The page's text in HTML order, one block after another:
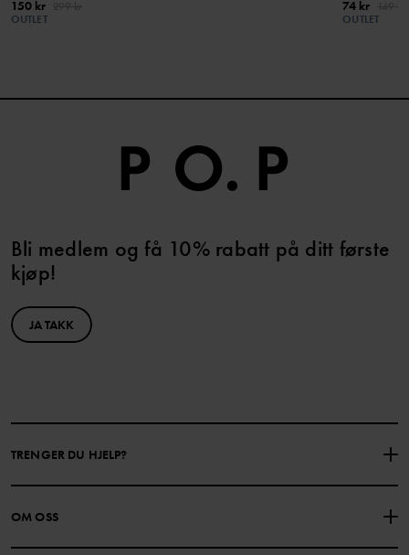
150 kr
OUTLET
74 kr
OUTLET
Bli medlem og få 10% rabatt på ditt første
kjøp!
JA TAKK
TRENGER DU HJELP?
KONTAKTE OSS
GAVEKORTSALDO KJØPSVILKÅR
OM OSS